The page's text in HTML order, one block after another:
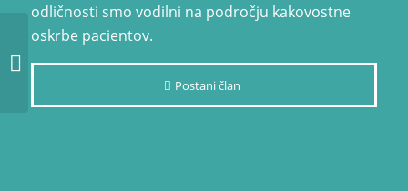
odličnosti smo vodilni na področju kakovostne
oskrbe pacientov.
Postani član
Raziskovanje v
anesteziologiji: kje smo